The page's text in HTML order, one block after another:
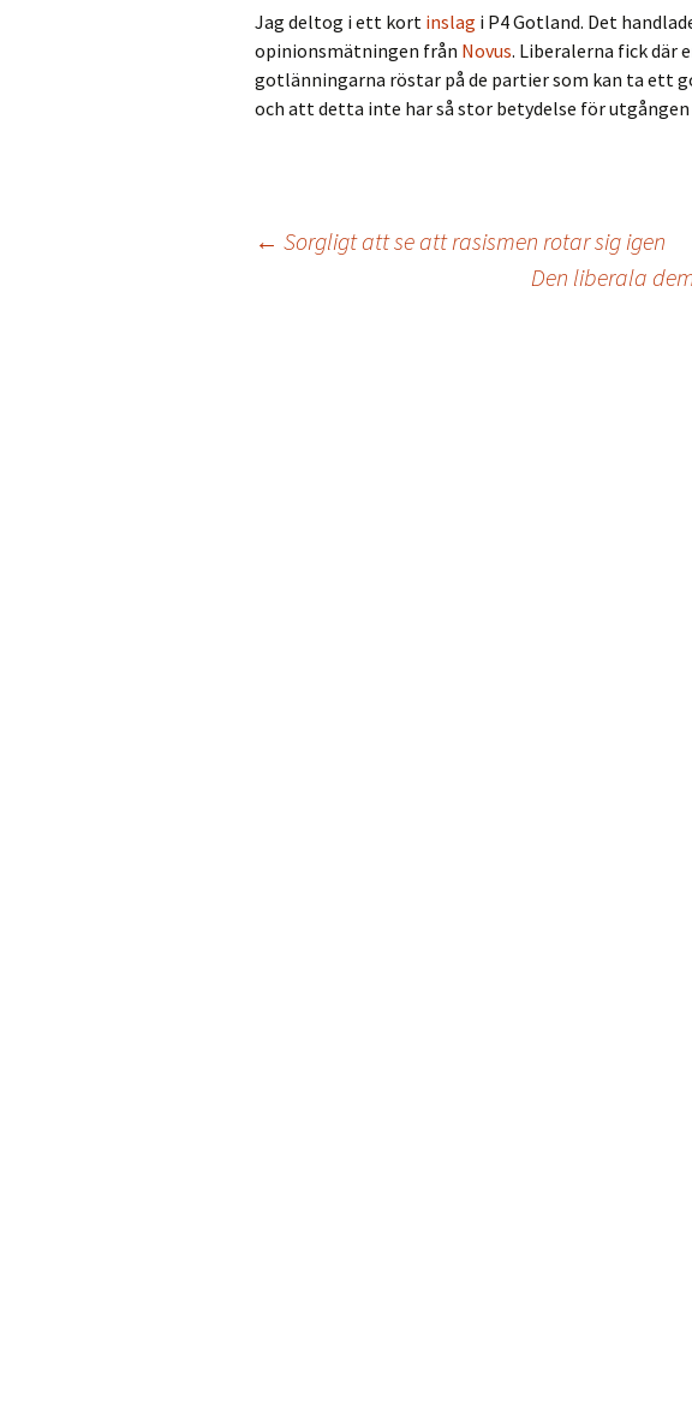
Jag deltog i ett kort inslag i P4 Gotland. Det
opinionsmätningen från Novus. Liberalerna fick där
gotlänningarna röstar på de partier som kan ta ett
och att detta inte har så stor betydelse för
← Sorgligt att se att rasismen rotar sig igen
Den liberala